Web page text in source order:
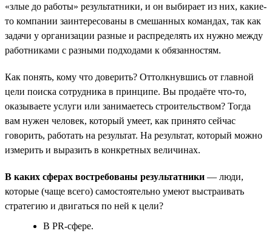
«злые до работы» результатники, и он выбирает из них, какие-
то компании заинтересованы в смешанных командах, так как
задачи у организации разные и распределять их нужно между
работниками с разными подходами к обязанностям.
Как понять, кому что доверить? Оттолкнувшись от главной
цели поиска сотрудника в принципе. Вы продаёте что-то,
оказываете услуги или занимаетесь строительством? Тогда
вам нужен человек, который умеет, как принято сейчас
говорить, работать на результат. На результат, который можно
измерить и выразить в конкретных величинах.
В каких сферах востребованы результатники — люди,
которые (чаще всего) самостоятельно умеют выстраивать
стратегию и двигаться по ней к цели?
В PR-сфере.